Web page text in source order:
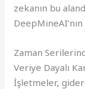
zekanın bu
Zaman
Veriye Dayalı
İşletmeler,